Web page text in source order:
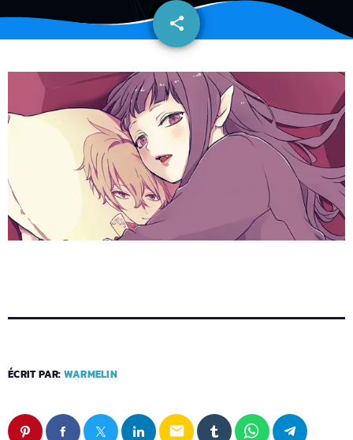
share
email
ÉCRIT PAR: WARMELIN
email